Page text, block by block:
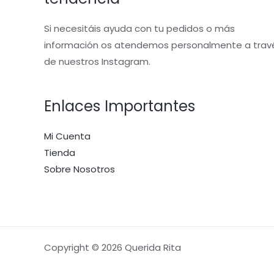
Si necesitáis ayuda con tu pedidos o más
información os atendemos personalmente a
de nuestros Instagram.
Enlaces Importantes
Mi Cuenta
Tienda
Sobre Nosotros
Copyright © 2026 Querida Rita